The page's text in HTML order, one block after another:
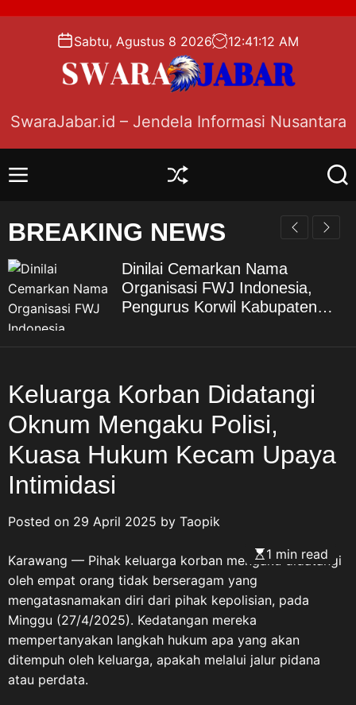
o
Sabtu, Agustus 8 2026 12:41:13 AM
SwaraJabar.id – Jendela Informasi Nusantara
M
u
S
f
l
e
S
r
BREAKING NEWS
Dinilai Cemarkan Nama
Organisasi FWJ Indonesia,
Pengurus Korwil Kabupaten
Keluarga Korban Didatangi
Oknum Mengaku Polisi,
Kuasa Hukum Kecam Upaya
Intimidasi
Posted on 29 April 2025 by Taopik
1 min read
Karawang — Pihak keluarga korban mengaku didatangi
oleh empat orang tidak berseragam yang
mengatasnamakan diri dari pihak kepolisian, pada
Minggu (27/4/2025). Kedatangan mereka
mempertanyakan langkah hukum apa yang akan
ditempuh oleh keluarga, apakah melalui jalur pidana
atau perdata.